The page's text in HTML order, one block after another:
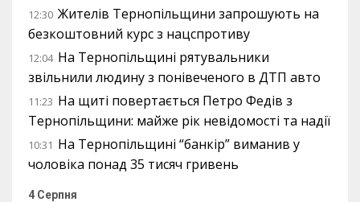
12:30 Жителів Тернопільщини запрошують на
безкоштовний курс з нацспротиву
12:04 На Тернопільщині рятувальники
звільнили людину з понівеченого в ДТП авто
11:23 На щиті повертається Петро Федів з
Тернопільщини: майже рік невідомості та надії
10:31 На Тернопільщині “банкір” виманив у
чоловіка понад 35 тисяч гривень
4 Серпня